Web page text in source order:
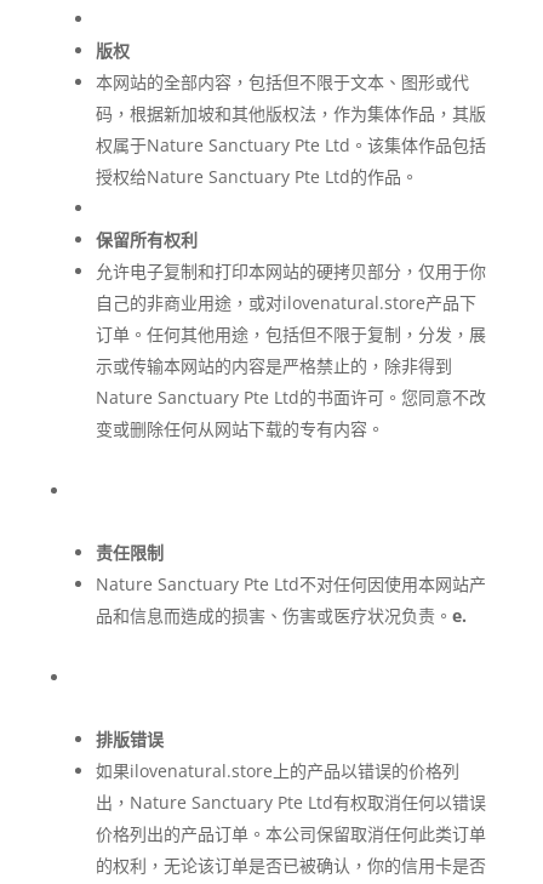
版权
本网站的全部内容，包括但不限于文本、图形或代
码，根据新加坡和其他版权法，作为集体作品，其版
权属于Nature Sanctuary Pte Ltd。该集体作品包括
授权给Nature Sanctuary Pte Ltd的作品。
保留所有权利
允许电子复制和打印本网站的硬拷贝部分，仅用于你
自己的非商业用途，或对ilovenatural.store产品下
订单。任何其他用途，包括但不限于复制，分发，展
示或传输本网站的内容是严格禁止的，除非得到
Nature Sanctuary Pte Ltd的书面许可。您同意不改
变或删除任何从网站下载的专有内容。
责任限制
Nature Sanctuary Pte Ltd不对任何因使用本网站产
品和信息而造成的损害、伤害或医疗状况负责。 e.
排版错误
如果ilovenatural.store上的产品以错误的价格列
出，Nature Sanctuary Pte Ltd有权取消任何以错误
价格列出的产品订单。本公司保留取消任何此类订单
的权利，无论该订单是否已被确认，你的信用卡是否